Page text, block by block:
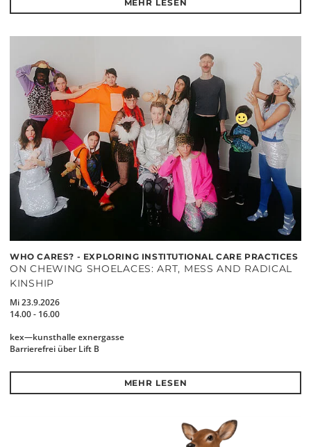
MEHR LESEN
WHO CARES? - EXPLORING INSTITUTIONAL CARE PRACTICES
ON CHEWING SHOELACES: ART, MESS AND RADICAL
KINSHIP
Mi 23.9.2026
14.00 - 16.00
kex—kunsthalle exnergasse
Barrierefrei über Lift B
MEHR LESEN